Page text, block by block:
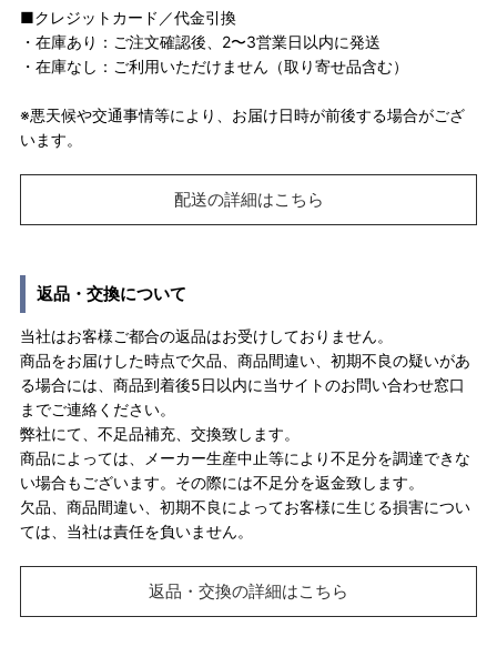
■クレジットカード／代金引換
・在庫あり：ご注文確認後、2〜3営業日以内に発送
・在庫なし：ご利用いただけません（取り寄せ品含む）
※悪天候や交通事情等により、お届け日時が前後する場合がござ
います。
配送の詳細はこちら
返品・交換について
当社はお客様ご都合の返品はお受けしておりません。
商品をお届けした時点で欠品、商品間違い、初期不良の疑いがあ
る場合には、商品到着後5日以内に当サイトのお問い合わせ窓口
までご連絡ください。
弊社にて、不足品補充、交換致します。
商品によっては、メーカー生産中止等により不足分を調達できな
い場合もございます。その際には不足分を返金致します。
欠品、商品間違い、初期不良によってお客様に生じる損害につい
ては、当社は責任を負いません。
返品・交換の詳細はこちら